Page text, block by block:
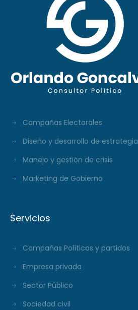
Campañas Electorales
Diseño y desarrollo de estrategia
Manejo y gestión de crisis
Marketing de Gobierno
Servicios
Campañas Políticas y partidos
Empresa privada
Sector Público
Sociedad civil